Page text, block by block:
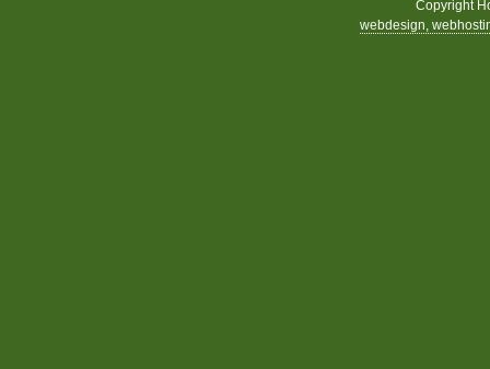
Copyright
webdesign,